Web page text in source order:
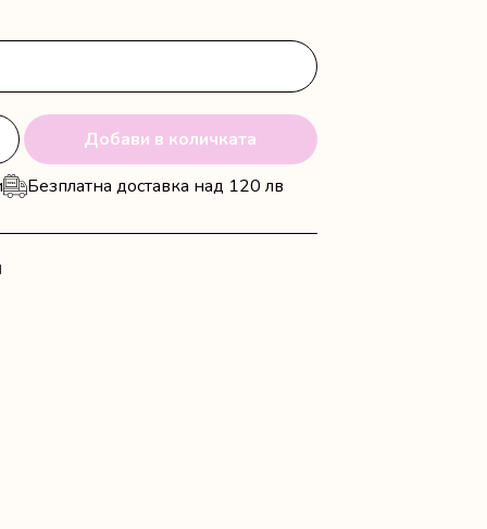
Добави в количката
Безплатна доставка над 120 лв